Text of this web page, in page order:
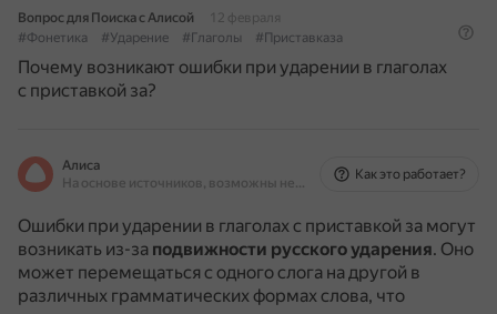
Вопрос для Поиска с Алисой
12 февраля
#Фонетика
#Ударение #Глаголы #Приставказа
Почему возникают ошибки при ударении в глаголах
с приставкой за?
Алиса
На основе источников, возможны неточности
Как это работает?
Ошибки при ударении в глаголах с приставкой за могут
возникать из-за подвижности русского ударения. Оно
может перемещаться с одного слога на другой в
различных грамматических формах слова, что